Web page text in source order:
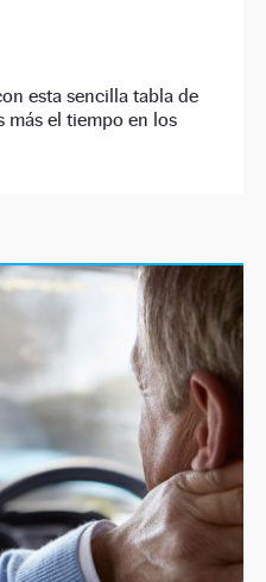
esta sencilla tabla de
más el tiempo en los